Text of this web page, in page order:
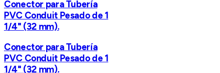
Conector para Tubería
PVC Conduit Pesado de 1
1/4" (32 mm).
Conector para Tubería
PVC Conduit Pesado de 1
1/4" (32 mm).